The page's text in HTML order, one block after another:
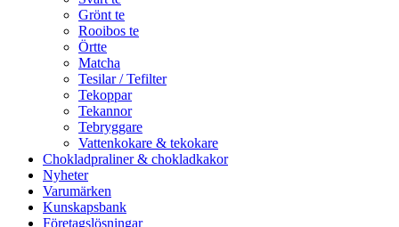
Grönt te
Rooibos te
Örtte
Matcha
Tesilar / Tefilter
Tekoppar
Tekannor
Tebryggare
Vattenkokare & tekokare
Chokladpraliner & chokladkakor
Nyheter
Varumärken
Kunskapsbank
Företagslösningar